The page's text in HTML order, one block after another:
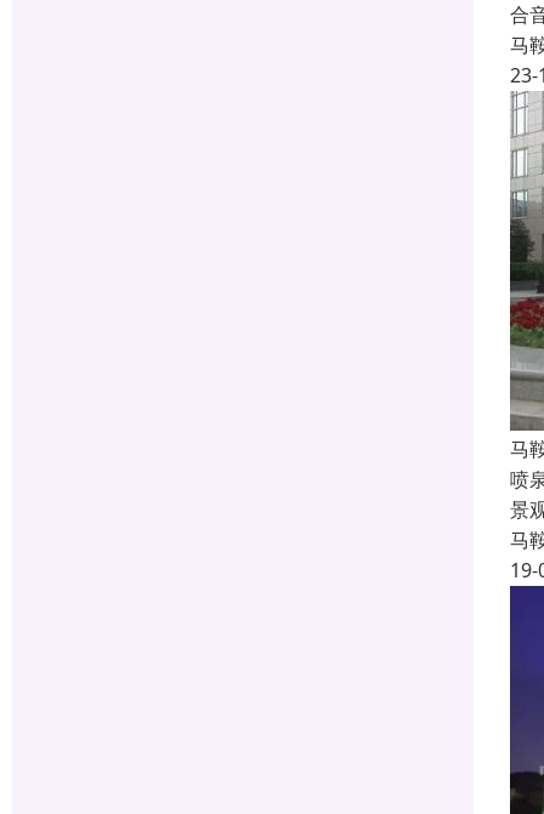
合
马
23-
马
喷
景
马
19-